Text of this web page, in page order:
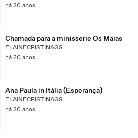
há 20 anos
Chamada para a minisserie Os Maias
ELAINECRISTINAGS
há 20 anos
Ana Paula in Itália (Esperança)
ELAINECRISTINAGS
há 20 anos